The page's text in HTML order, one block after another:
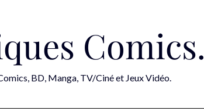
Comics.
BD, Manga, TV/Ciné et Jeux Vidéo.